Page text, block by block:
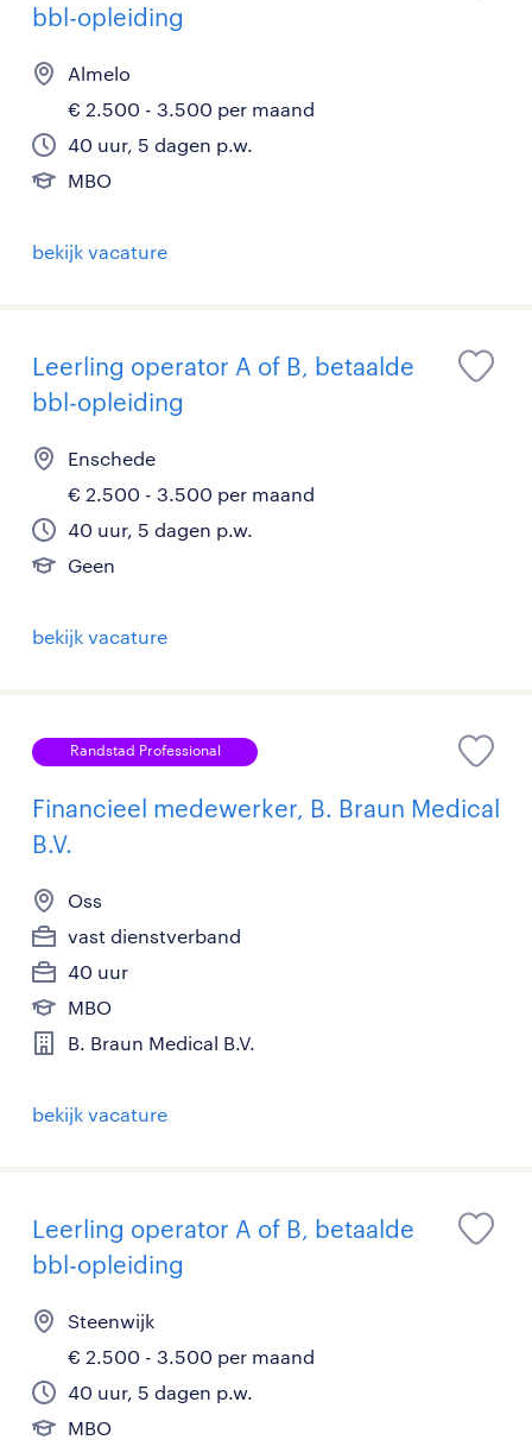
bbl-opleiding
Almelo
€ 2.500 - 3.500 per maand
40 uur, 5 dagen p.w.
MBO
bekijk vacature
Leerling operator A of B, betaalde
bbl-opleiding
Enschede
€ 2.500 - 3.500 per maand
40 uur, 5 dagen p.w.
Geen
bekijk vacature
Randstad Professional
Financieel medewerker, B. Braun Medical
B.V.
Oss
vast dienstverband
40 uur
MBO
B. Braun Medical B.V.
bekijk vacature
Leerling operator A of B, betaalde
bbl-opleiding
Steenwijk
€ 2.500 - 3.500 per maand
40 uur, 5 dagen p.w.
MBO